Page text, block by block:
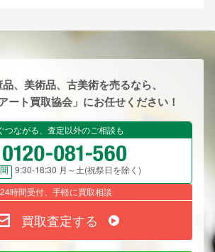
、美術品、古美術を売るなら、
ート買取協会」にお任せください！
つながる、査定以外のご相談も
9:30-18:30 月～土(祝祭日を除く)
24時間受付、手軽に買取相談
買取査定する